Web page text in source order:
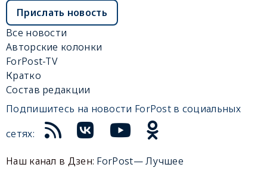
Прислать новость
Все новости
Авторские колонки
ForPost-TV
Кратко
Состав редакции
Подпишитесь на новости ForPost в социальных
сетях:
Наш канал в Дзен: ForPost— Лучшее